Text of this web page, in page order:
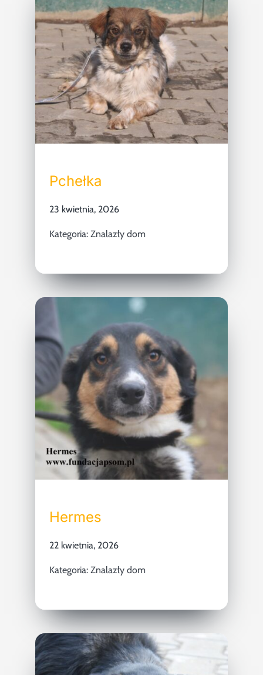
Pchełka
23 kwietnia, 2026
Kategoria: Znalazły dom
Hermes
22 kwietnia, 2026
Kategoria: Znalazły dom